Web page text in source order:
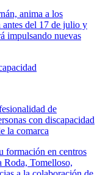
anima a los
antes del 17 de julio y
impulsando nuevas
de
con discapacidad
la comarca
formación en centros
Roda, Tomelloso,